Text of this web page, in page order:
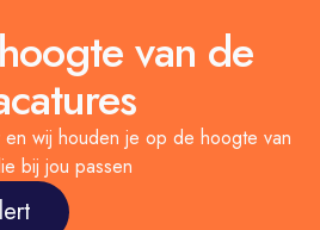
van de
wij houden je op de hoogte van
bij jou passen